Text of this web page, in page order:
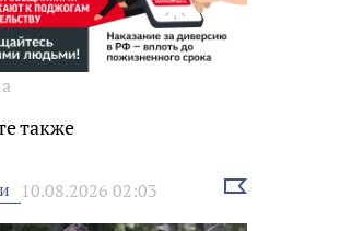
также
10.08.2026 02:03
Выбрать